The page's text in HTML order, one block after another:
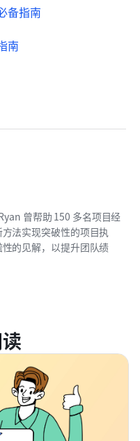
备指南
南
曾帮助 150 多名项目经
法实现突破性的项目执
的见解，以提升团队绩